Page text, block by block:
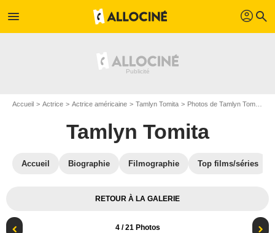
menu profil search
Accueil Actrice Actrice américaine Tamlyn Tomita Photos de Tamlyn Tomita
Tamlyn Tomita
Accueil Biographie Filmographie Top films/séries
RETOUR À LA GALERIE
4/ 21 Photos